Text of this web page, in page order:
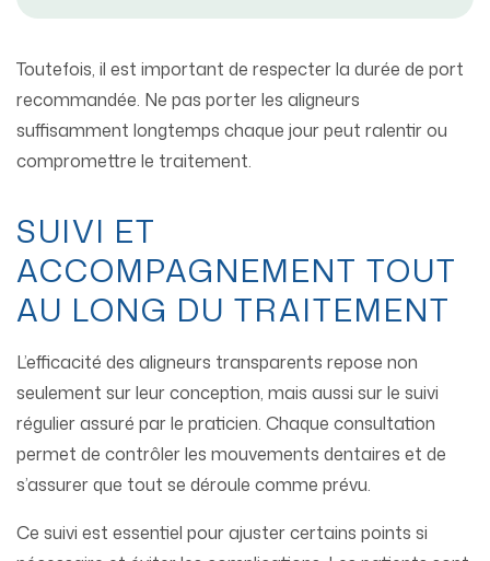
Toutefois, il est important de respecter la durée de port
recommandée. Ne pas porter les aligneurs
suffisamment longtemps chaque jour peut ralentir ou
compromettre le traitement.
SUIVI ET
ACCOMPAGNEMENT TOUT
AU LONG DU TRAITEMENT
L’efficacité des aligneurs transparents repose non
seulement sur leur conception, mais aussi sur le suivi
régulier assuré par le praticien. Chaque consultation
permet de contrôler les mouvements dentaires et de
s’assurer que tout se déroule comme prévu.
Ce suivi est essentiel pour ajuster certains points si